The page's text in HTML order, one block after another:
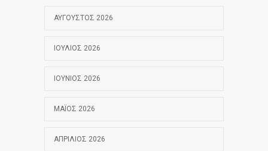
ΑΎΓΟΥΣΤΟΣ 2026
ΙΟΎΛΙΟΣ 2026
ΙΟΎΝΙΟΣ 2026
ΜΆΙΟΣ 2026
ΑΠΡΊΛΙΟΣ 2026